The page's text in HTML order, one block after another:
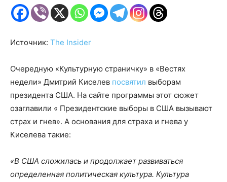
Источник: The Insider
Очередную «Культурную страничку» в «Вестях
недели» Дмитрий Киселев посвятил выборам
президента США. На сайте программы этот сюжет
озаглавили « Президентские выборы в США вызывают
страх и гнев». А основания для страха и гнева у
Киселева такие:
«В США сложилась и продолжает развиваться
определенная политическая культура. Культура